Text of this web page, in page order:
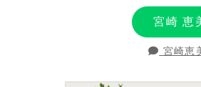
お客様の想い宮崎 恵
宮崎恵